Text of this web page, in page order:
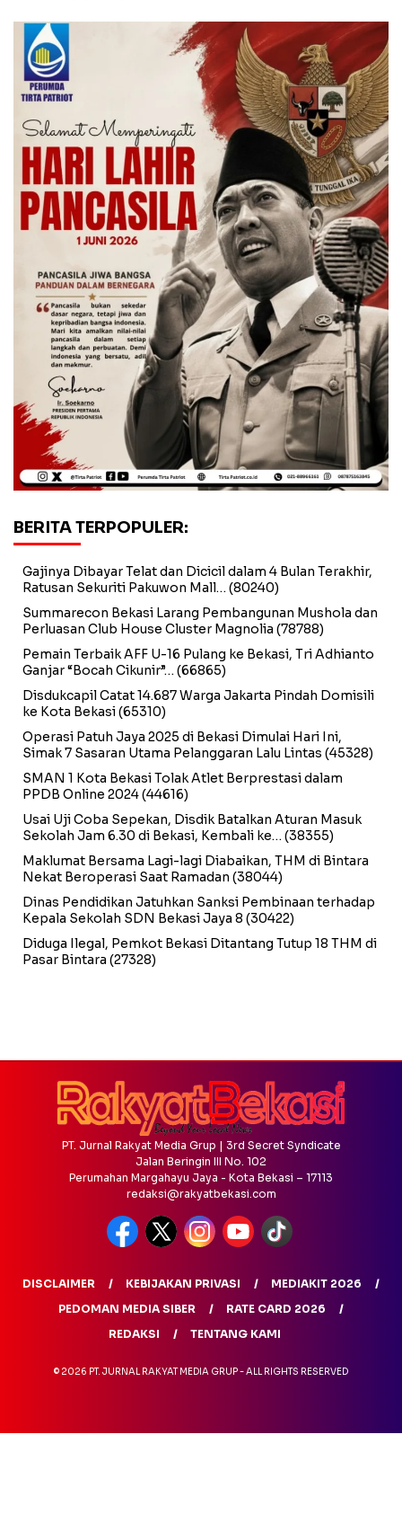
BERITA TERPOPULER:
Gajinya Dibayar Telat dan Dicicil dalam 4 Bulan Terakhir,
Ratusan Sekuriti Pakuwon Mall… (80240)
Summarecon Bekasi Larang Pembangunan Mushola dan
Perluasan Club House Cluster Magnolia (78788)
Pemain Terbaik AFF U-16 Pulang ke Bekasi, Tri Adhianto
Ganjar “Bocah Cikunir”… (66865)
Disdukcapil Catat 14.687 Warga Jakarta Pindah Domisili
ke Kota Bekasi(65310)
Operasi Patuh Jaya 2025 di Bekasi Dimulai Hari Ini,
Simak 7 Sasaran Utama Pelanggaran Lalu Lintas (45328)
SMAN 1 Kota Bekasi Tolak Atlet Berprestasi dalam
PPDB Online 2024(44616)
Usai Uji Coba Sepekan, Disdik Batalkan Aturan Masuk
Sekolah Jam 6.30 di Bekasi, Kembali ke… (38355)
Maklumat Bersama Lagi-lagi Diabaikan, THM di Bintara
Nekat Beroperasi Saat Ramadan (38044)
Dinas Pendidikan Jatuhkan Sanksi Pembinaan terhadap
Kepala Sekolah SDN Bekasi Jaya 8 (30422)
Diduga Ilegal, Pemkot Bekasi Ditantang Tutup 18 THM di
Pasar Bintara (27328)
PT. Jurnal Rakyat Media Grup | 3rd Secret Syndicate
Jalan Beringin III No. 102
Perumahan Margahayu Jaya - Kota Bekasi – 17113
redaksi@rakyatbekasi.com
DISCLAIMER KEBIJAKAN PRIVASI
MEDIAKIT 2026
PEDOMAN MEDIA SIBER
RATE CARD 2026
REDAKSI
TENTANG KAMI
© 2026 PT. JURNAL RAKYAT MEDIA GRUP - ALL RIGHTS RESERVED